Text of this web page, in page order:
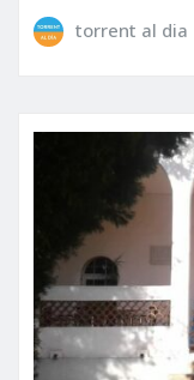
torrent al dia